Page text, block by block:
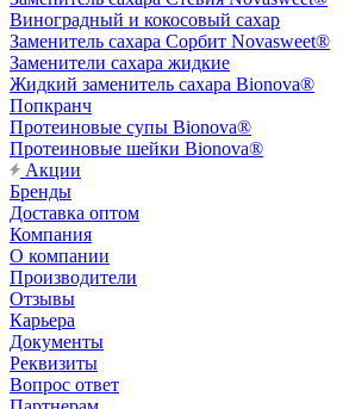
Виноградный и кокосовый сахар
Заменитель сахара Сорбит Novasweet®
Заменители сахара жидкие
Жидкий заменитель сахара Bionova®
Попкранч
Протеиновые супы Bionova®
Протеиновые шейки Bionova®
Акции
Бренды
Доставка оптом
Компания
О компании
Производители
Отзывы
Карьера
Документы
Реквизиты
Вопрос ответ